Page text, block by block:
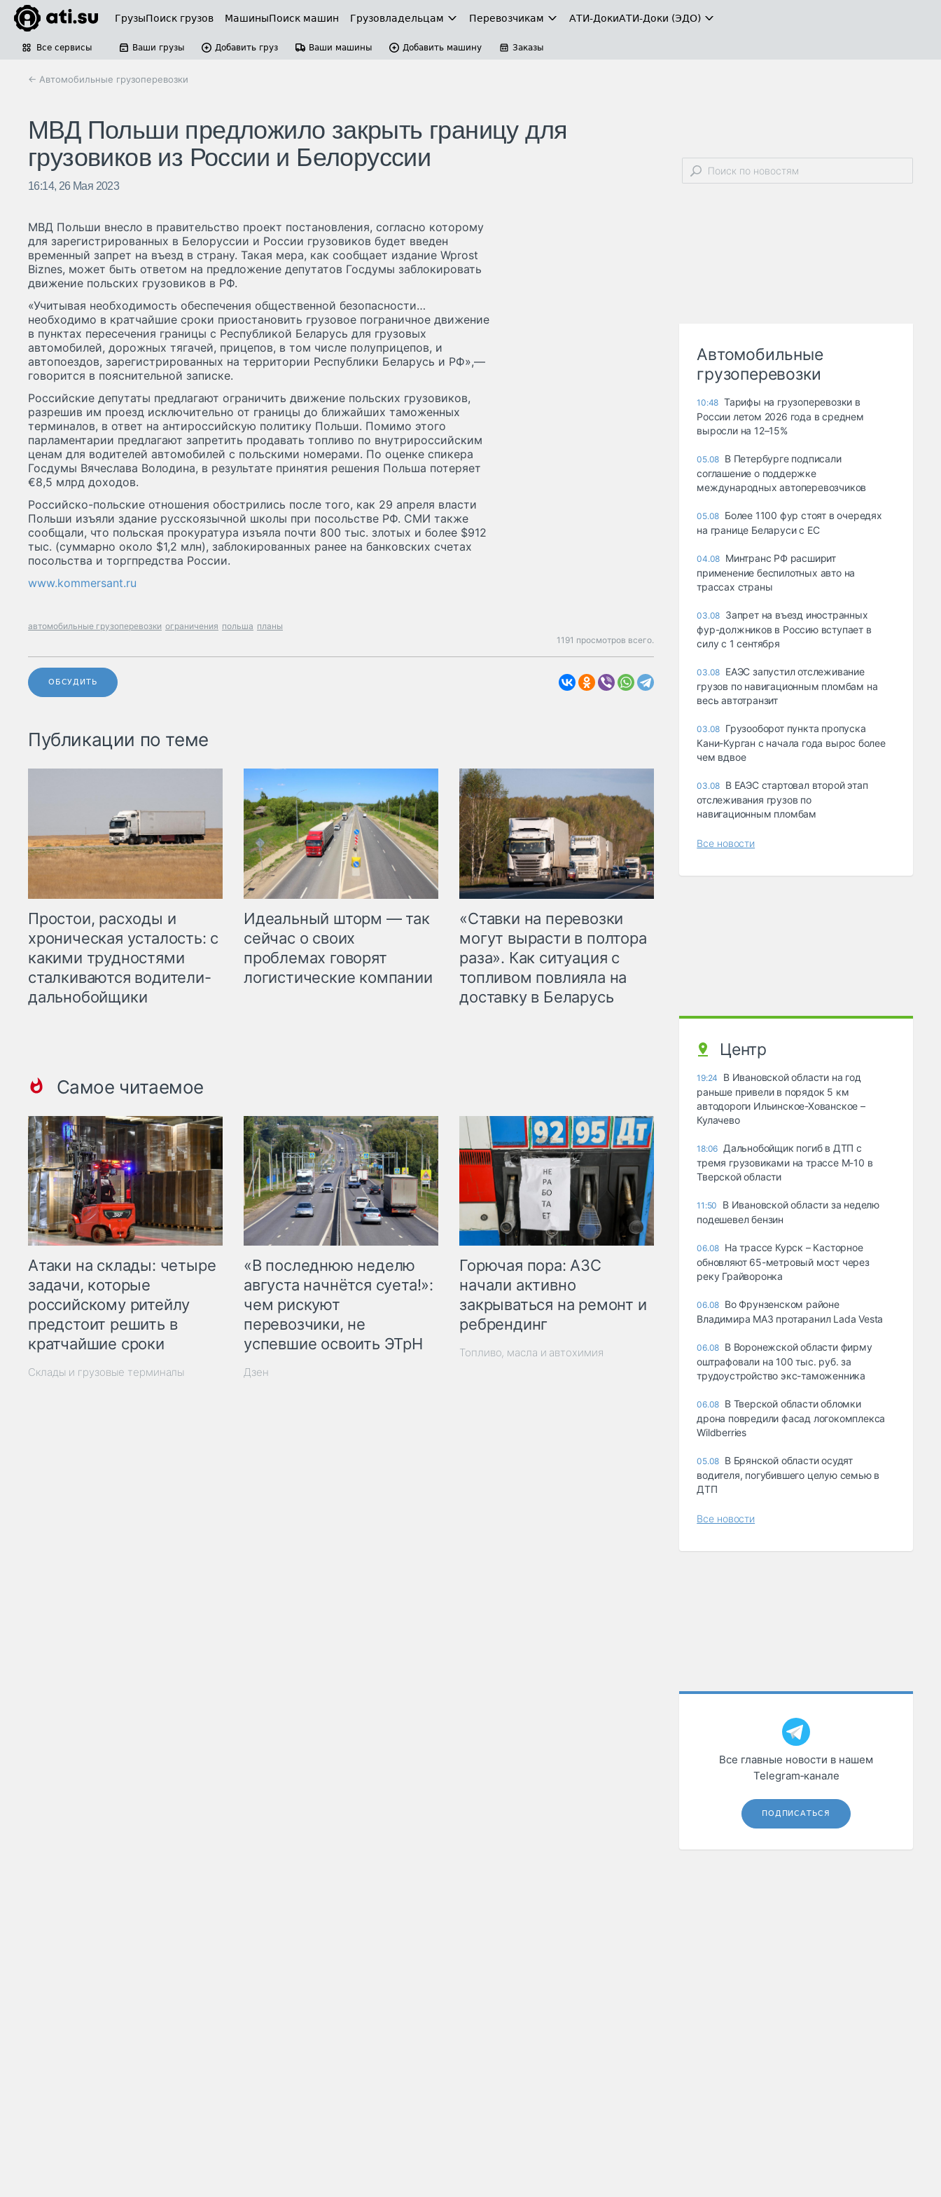
ГрузыПоиск грузов МашиныПоиск машин Грузовладельцам Перевозчикам АТИ-ДокиАТИ-Доки (ЭДО)
Все сервисы Ваши грузы Добавить груз Ваши машины Добавить машину Заказы
← Автомобильные грузоперевозки
МВД Польши предложило закрыть границу для
грузовиков из России и Белоруссии
16:14, 26 Мая 2023
МВД Польши внесло в правительство проект постановления, согласно которому
для зарегистрированных в Белоруссии и России грузовиков будет введен
временный запрет на въезд в страну. Такая мера, как сообщает издание Wprost
Biznes, может быть ответом на предложение депутатов Госдумы заблокировать
движение польских грузовиков в РФ.
«Учитывая необходимость обеспечения общественной безопасности…
необходимо в кратчайшие сроки приостановить грузовое пограничное движение
в пунктах пересечения границы с Республикой Беларусь для грузовых
автомобилей, дорожных тягачей, прицепов, в том числе полуприцепов, и
автопоездов, зарегистрированных на территории Республики Беларусь и РФ»,—
говорится в пояснительной записке.
Российские депутаты предлагают ограничить движение польских грузовиков,
разрешив им проезд исключительно от границы до ближайших таможенных
терминалов, в ответ на антироссийскую политику Польши. Помимо этого
парламентарии предлагают запретить продавать топливо по внутрироссийским
ценам для водителей автомобилей с польскими номерами. По оценке спикера
Госдумы Вячеслава Володина, в результате принятия решения Польша потеряет
€8,5 млрд доходов.
Российско-польские отношения обострились после того, как 29 апреля власти
Польши изъяли здание русскоязычной школы при посольстве РФ. СМИ также
сообщали, что польская прокуратура изъяла почти 800 тыс. злотых и более $912
тыс. (суммарно около $1,2 млн), заблокированных ранее на банковских счетах
посольства и торгпредства России.
www.kommersant.ru
автомобильные грузоперевозки ограничения польша планы
1191 просмотров всего.
ОБСУДИТЬ
Публикации по теме
Простои, расходы и
хроническая усталость: с
какими трудностями
сталкиваются водители-
дальнобойщики
Идеальный шторм — так
сейчас о своих
проблемах говорят
логистические компании
«Ставки на перевозки
могут вырасти в полтора
раза». Как ситуация с
топливом повлияла на
доставку в Беларусь
Самое читаемое
Атаки на склады: четыре
задачи, которые
российскому ритейлу
предстоит решить в
кратчайшие сроки
Склады и грузовые терминалы
«В последнюю неделю
августа начнётся суета!»:
чем рискуют
перевозчики, не
успевшие освоить ЭТрН
Дзен
Горючая пора: АЗС
начали активно
закрываться на ремонт и
ребрендинг
Топливо, масла и автохимия
Автомобильные
грузоперевозки
10:48 Тарифы на грузоперевозки в
России летом 2026 года в среднем
выросли на 12–15%
05.08 В Петербурге подписали
соглашение о поддержке
международных автоперевозчиков
05.08 Более 1100 фур стоят в очередях
на границе Беларуси с ЕС
04.08 Минтранс РФ расширит
применение беспилотных авто на
трассах страны
03.08 Запрет на въезд иностранных
фур-должников в Россию вступает в
силу с 1 сентября
03.08 ЕАЭС запустил отслеживание
грузов по навигационным пломбам на
весь автотранзит
03.08 Грузооборот пункта пропуска
Кани-Курган с начала года вырос более
чем вдвое
03.08 В ЕАЭС стартовал второй этап
отслеживания грузов по
навигационным пломбам
Все новости
Центр
19:24
В Ивановской области на год
раньше привели в порядок 5 км
автодороги Ильинское-Хованское –
Кулачево
18:06 Дальнобойщик погиб в ДТП с
тремя грузовиками на трассе М-10 в
Тверской области
11:50
В Ивановской области за неделю
подешевел бензин
06.08 На трассе Курск – Касторное
обновляют 65-метровый мост через
реку Грайворонка
06.08 Во Фрунзенском районе
Владимира МАЗ протаранил Lada Vesta
06.08 В Воронежской области фирму
оштрафовали на 100 тыс. руб. за
трудоустройство экс-таможенника
06.08 В Тверской области обломки
дрона повредили фасад логокомплекса
Wildberries
05.08 В Брянской области осудят
водителя, погубившего целую семью в
ДТП
Все новости
Все главные новости в нашем
Telegram‑канале
ПОДПИСАТЬСЯ